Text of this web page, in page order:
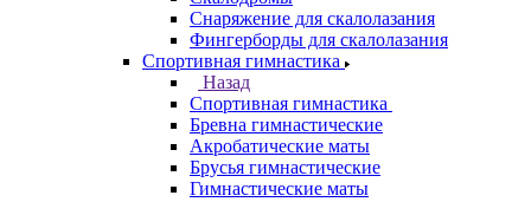
Снаряжение для скалолазания
Фингерборды для скалолазания
Спортивная гимнастика
Назад
Спортивная гимнастика
Бревна гимнастические
Акробатические маты
Брусья гимнастические
Гимнастические маты